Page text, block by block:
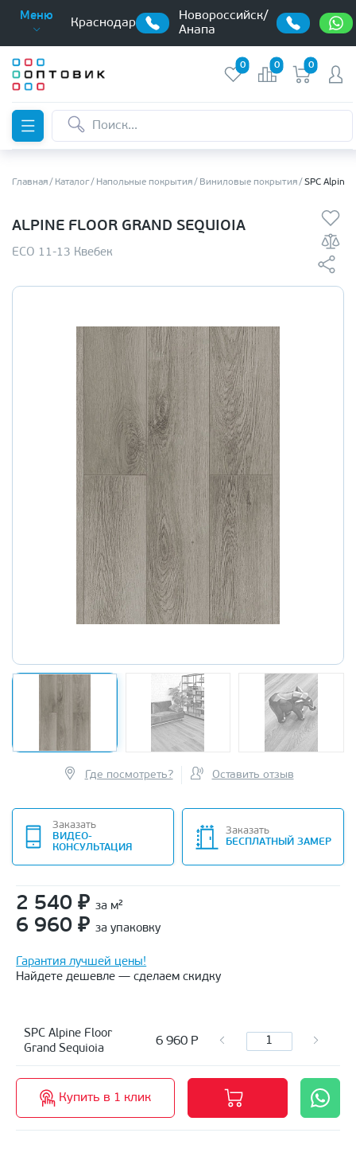
Меню
Краснодар
Новороссийск/
Анапа
0 0 0
Главная Каталог Напольные покрытия Виниловые покрытия SPC Alpine
ALPINE FLOOR GRAND SEQUIOIA
ЕСО 11-13 Квебек
Где посмотреть? Оставить отзыв
Заказать
ВИДЕО-
КОНСУЛЬТАЦИЯ
Заказать
БЕСПЛАТНЫЙ ЗАМЕР
2 540 ₽ за м²
6 960 ₽ за упаковку
Гарантия лучшей цены!
Найдете дешевле — сделаем скидку
SPC Alpine Floor
Grand Sequioia
6 960 Р
Купить в 1 клик